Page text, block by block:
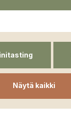
Näytä kaikki